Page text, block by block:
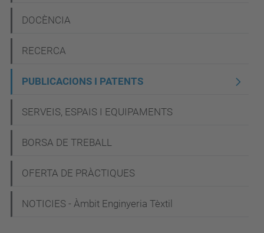
a
v
g
a
i
ó
DOCÈNCIA
RECERCA
PUBLICACIONS I PATENTS
SERVEIS, ESPAIS I EQUIPAMENTS
BORSA DE TREBALL
OFERTA DE PRÀCTIQUES
NOTICIES - Àmbit Enginyeria Tèxtil